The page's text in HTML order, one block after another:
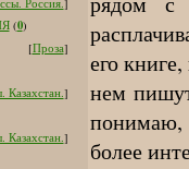
Россия.]
(0)
[Проза]
Казахстан.]
Казахстан.]
его
нем
понимаю,
более